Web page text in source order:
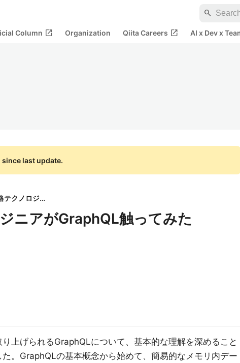
search
Column open_in_new Organization Qiita Careers open_in_new AI x Dev x
since last update.
株式会社 情報戦略テクノロジー
ニアがGraphQL触ってみた
上げられるGraphQLについて、基本的な理解を深めること
。GraphQLの基本概念から始めて、簡易的なメモリ内デー